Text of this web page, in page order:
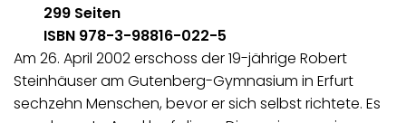
299 Seiten
ISBN 978-3-98816-022-5
Am 26. April 2002 erschoss der 19-jährige Robert
Steinhäuser am Gutenberg-Gymnasium in Erfurt
sechzehn Menschen, bevor er sich selbst richtete. Es